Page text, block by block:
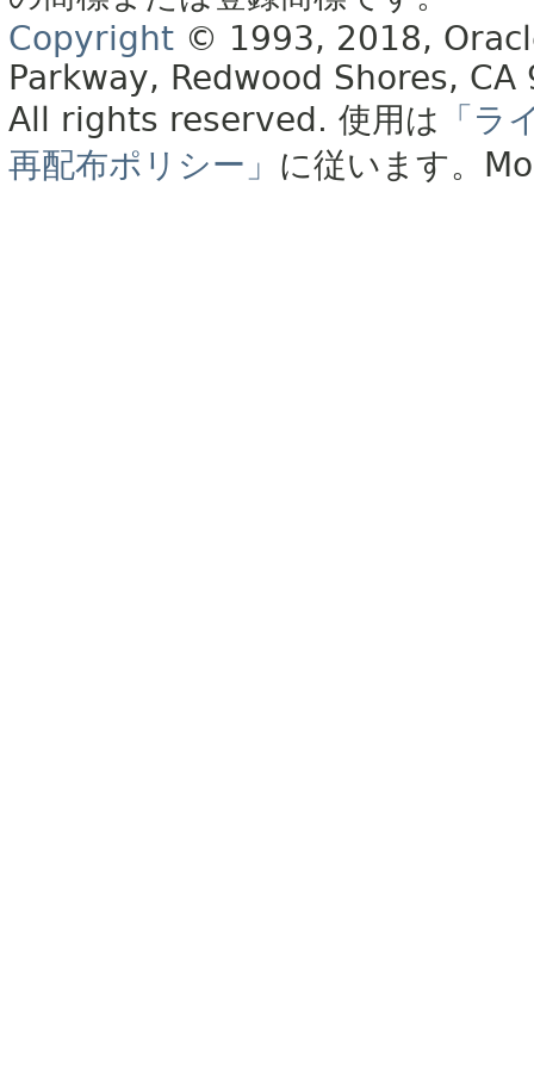
Copyright © 1993, 2018,
Parkway, Redwood Shores, CA
All rights reserved. 使用は 「ラ
再配布ポリシー」 に従います。